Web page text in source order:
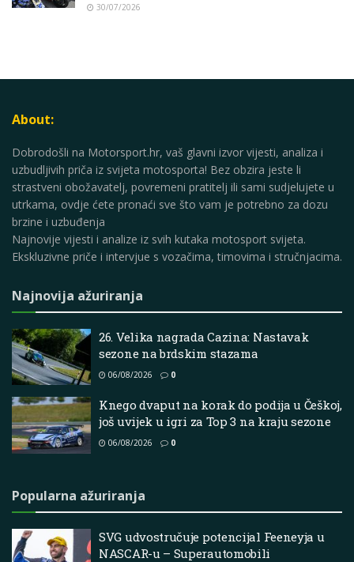
30/07/2026
About:
Dobrodošli na Motorsport.hr, vaš glavni izvor vijesti, analiza i
uzbudljivih priča iz svijeta motosporta! Bez obzira jeste li
strastveni obožavatelj, povremeni pratitelj ili sami sudjelujete u
utrkama, ovdje ćete pronaći sve što vam je potrebno za dozu
brzine i uzbuđenja
Najnovije vijesti i analize iz svih kutaka motosport svijeta.
Ekskluzivne priče i intervjue s vozačima, timovima i stručnjacima.
Najnovija ažuriranja
26. Velika nagrada Cazina: Nastavak
sezone na brdskim stazama
06/08/2026 0
Knego dvaput na korak do podija u Češkoj,
još uvijek u igri za Top 3 na kraju sezone
06/08/2026 0
Popularna ažuriranja
SVG udvostručuje potencijal Feeneyja u
NASCAR-u – Superautomobili